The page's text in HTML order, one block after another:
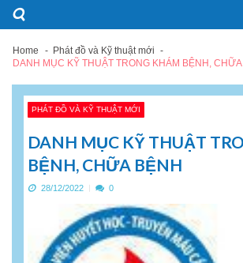
Skip
navigation
Skip
content
Home
Phát đồ và Kỹ thuật mới
DANH MỤC KỸ THUẬT TRONG KHÁM BỆNH,
PHÁT ĐỒ VÀ KỸ THUẬT MỚI
DANH MỤC KỸ THUẬT
BỆNH, CHỮA BỆNH
28/12/2022 0